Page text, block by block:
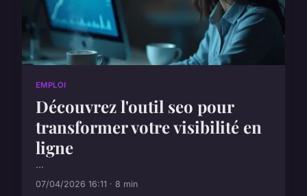
EMPLOI
Découvrez l'outil seo pour
transformer votre visibilité en
ligne
...
07/04/2026 16:11 · 8 min